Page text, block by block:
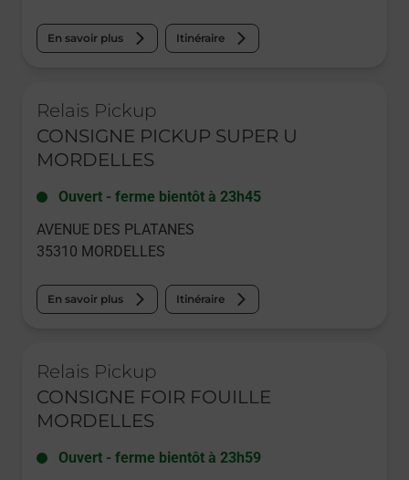
En savoir plus Itinéraire
Relais Pickup
CONSIGNE PICKUP SUPER U
MORDELLES
Ouvert - ferme bientôt à 23h45
AVENUE DES PLATANES
35310 MORDELLES
En savoir plus Itinéraire
Relais Pickup
CONSIGNE FOIR FOUILLE
MORDELLES
Ouvert - ferme bientôt à 23h59